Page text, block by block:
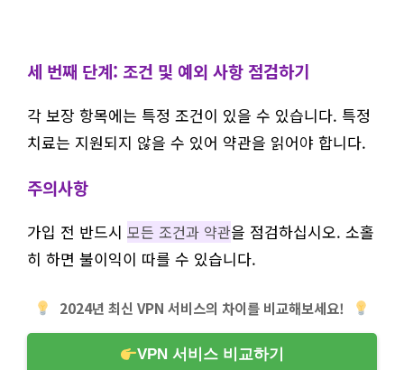
세 번째 단계: 조건 및 예외 사항 점검하기
각 보장 항목에는 특정 조건이 있을 수 있습니다. 특정
치료는 지원되지 않을 수 있어 약관을 읽어야 합니다.
주의사항
가입 전 반드시 모든 조건과 약관을 점검하십시오. 소홀
히 하면 불이익이 따를 수 있습니다.
2024년 최신 VPN 서비스의 차이를 비교해보세요!
VPN 서비스 비교하기